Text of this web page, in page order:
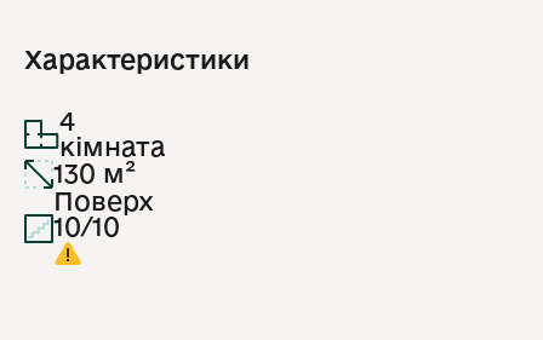
Характеристики
4
кімната
130 м²
Поверх
10/10